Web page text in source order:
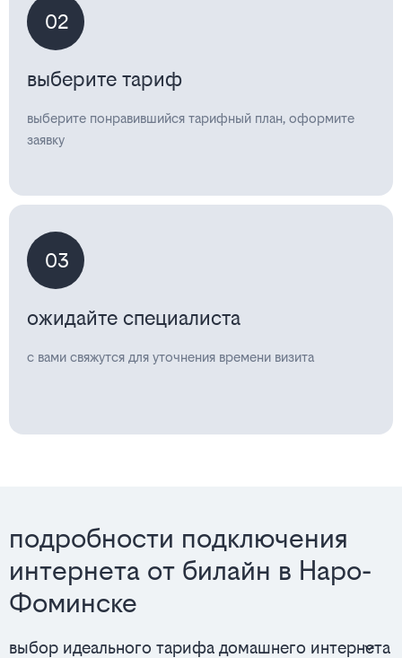
02
выберите тариф
выберите понравившийся тарифный план, оформите
заявку
03
ожидайте специалиста
с вами свяжутся для уточнения времени визита
подробности подключения
интернета от билайн в Наро-
Фоминске
выбор идеального тарифа домашнего интернета